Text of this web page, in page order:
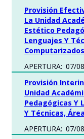
Provisión
La Unidad
Estético
Lenguajes Y
Computarizados
APERTURA: 07/
Provisión
Unidad
Pedagógicas Y
Y Técnicas,
APERTURA: 07/